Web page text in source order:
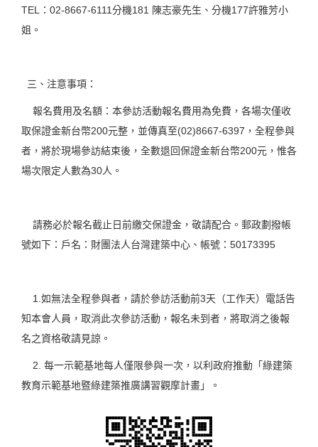
TEL：02-8667-6111分機181 陳志豪先生、分機177許雅芳小
姐。
三、注意事項：
報名費用及名額：本參訪活動報名費用為免費，各場次僅收
取保證金新台幣200元整，並傳真至(02)8667-6397，全程參與
者，將於現場參訪結束後，全數退回保證金新台幣200元，惟各
場次限定人數為30人。
請務必於報名截止日前繳交保證金，敬請配合。郵政劃撥帳
號如下：戶名：財團法人台灣建築中心、帳號：50173395
1.如無法全程參與者，請於參訪活動前3天（工作天）電話告
知本會人員，取消此次參訪活動，報名未到者，將取消之後報
名之資格敬請見諒。
2. 每一示範基地每人僅限參與一次，以利政府推動「綠建築
教育示範基地暨綠建築推廣講習觀摩計畫」。